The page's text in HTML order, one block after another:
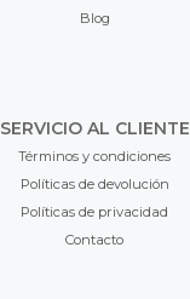
Blog
SERVICIO AL CLIENTE
Términos y condiciones
Políticas de devolución
Políticas de privacidad
Contacto